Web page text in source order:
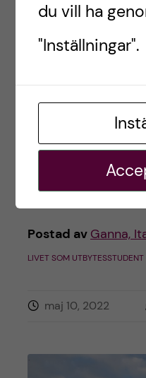
Hur ser en
som
Italien?
I det här inlägget
hur en vanlig dag
utbytesstudent i
Postad av Ganna,
LIVET SOM UTBYTESSTUDENT
maj 10, 2022
du vill ha
"Inställningar".